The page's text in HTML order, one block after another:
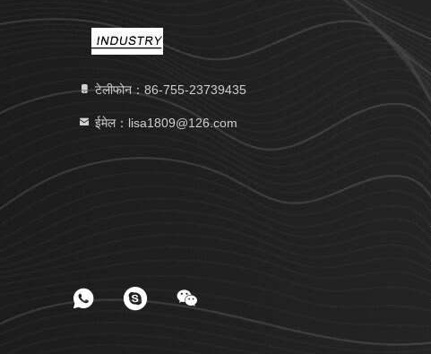
टेलीफोन：86-755-23739435
ईमेल：lisa1809@126.com